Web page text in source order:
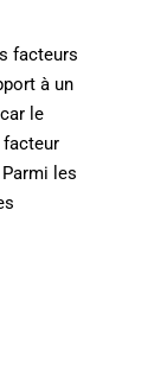
facteurs
à un
le
facteur
les